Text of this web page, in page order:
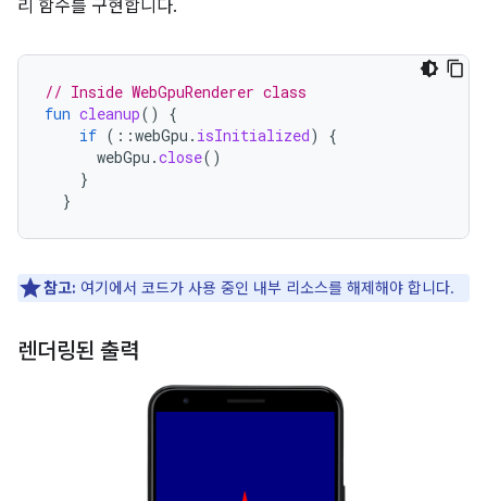
리 함수를 구현합니다.
// Inside WebGpuRenderer class
fun cleanup()
{
if ( ::webGpu . isInitialized)
{
webGpu .close()
}
}
참고: 여기에서 코드가 사용 중인 내부 리소스를 해제해야 합니다.
렌더링된 출력